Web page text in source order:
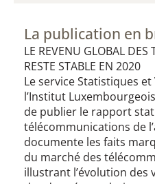
La publication en
LE REVENU GLOBAL
RESTE STABLE EN 2020
Le service Statistiques
l’Institut
de publier le rapport
télécommunications de
documente les faits
du marché des
illustrant l’évolution des